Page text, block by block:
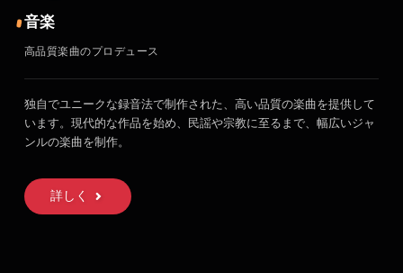
音楽
高品質楽曲のプロデュース
独自でユニークな録音法で制作された、高い品質の楽曲を提供して
います。現代的な作品を始め、民謡や宗教に至るまで、幅広いジャ
ンルの楽曲を制作。
詳しく